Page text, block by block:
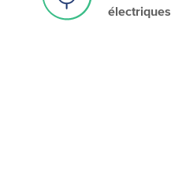
électriques